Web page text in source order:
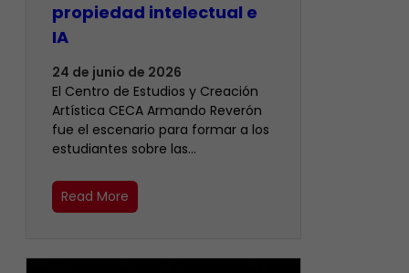
propiedad intelectual e
IA
24 de junio de 2026
El Centro de Estudios y Creación
Artística CECA Armando Reverón
fue el escenario para formar a los
estudiantes sobre las…
Read More